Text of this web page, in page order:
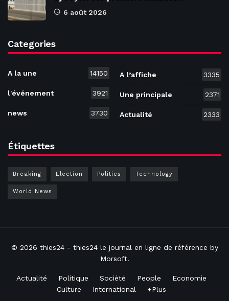
6 août 2026
Categories
A la une 14150
l'événement 3921
news 3730
A l’affiche 3335
Une principale 2371
Actualité 2333
Étiquettes
Breaking Election Politics Technology
World News
© 2026 thies24- thies24 le journal en ligne de référence by
Morsoft.
Actualité Politique Société People
Economie
Culture
International +Plus